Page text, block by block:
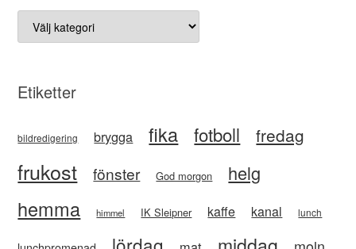
Kategorier
Etiketter
bildredigering brygga fika fotboll fredag
frukost fönster God morgon helg
hemma himmel IK Sleipner kaffe kanal lunch